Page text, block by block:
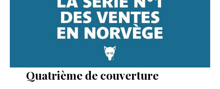
Quatrième de couverture